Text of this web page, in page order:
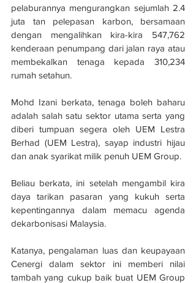
pelaburannya mengurangkan sejumlah 2.4
juta tan pelepasan karbon, bersamaan
dengan mengalihkan kira-kira 547,762
kenderaan penumpang dari jalan raya atau
membekalkan tenaga kepada 310,234
rumah setahun.
Mohd Izani berkata, tenaga boleh baharu
adalah salah satu sektor utama serta yang
diberi tumpuan segera oleh UEM Lestra
Berhad (UEM Lestra), sayap industri hijau
dan anak syarikat milik penuh UEM Group.
Beliau berkata, ini setelah mengambil kira
daya tarikan pasaran yang kukuh serta
kepentingannya dalam memacu agenda
dekarbonisasi Malaysia.
Katanya, pengalaman luas dan keupayaan
Cenergi dalam sektor ini memberi nilai
tambah yang cukup baik buat UEM Group